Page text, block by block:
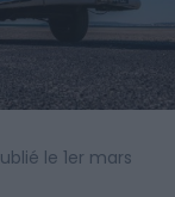
le 1er mars